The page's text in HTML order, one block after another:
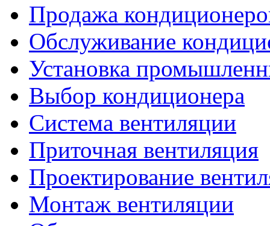
Продажа
Обслуживание
Установка
Выбор кондиционера
Система вентиляции
Приточная вентиляция
Проектирование
Монтаж вентиляции